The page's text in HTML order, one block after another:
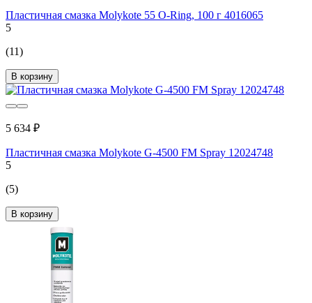
Пластичная смазка Molykote 55 O-Ring, 100 г 4016065
5
(11)
В корзину
5 634 ₽
Пластичная смазка Molykote G-4500 FM Spray 12024748
5
(5)
В корзину